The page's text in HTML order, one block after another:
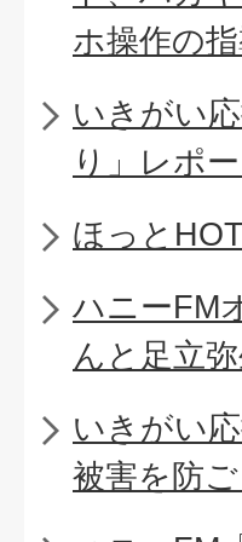
ホ操作の
いきがい
り」レポー
ほっと
ハニーFM
んと足立
いきがい
被害を防